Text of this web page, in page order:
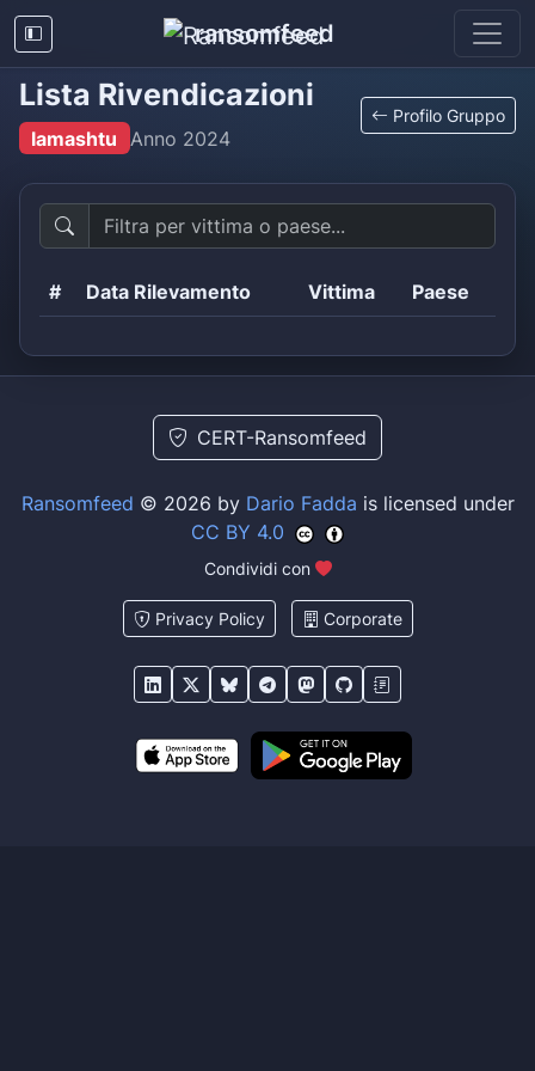
ransomfeed
Lista Rivendicazioni
lamashtu Anno 2024
Profilo Gruppo
# Data Rilevamento Vittima Paese
CERT-Ransomfeed
Ransomfeed © 2026 by Dario Fadda is licensed under
CC BY 4.0
Condividi con
Privacy Policy Corporate